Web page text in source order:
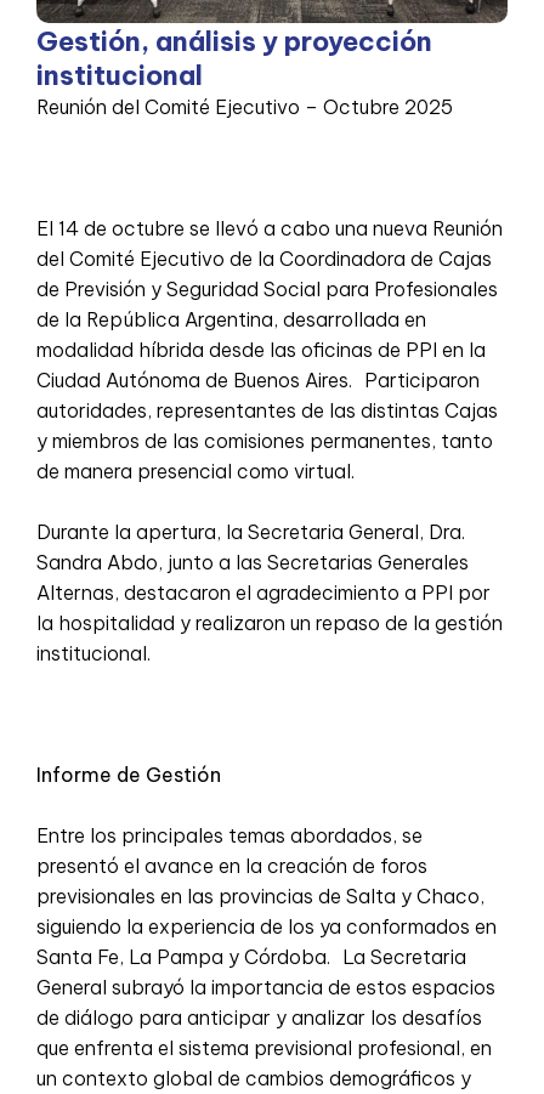
Gestión, análisis y proyección
institucional
Reunión del Comité Ejecutivo – Octubre 2025
El 14 de octubre se llevó a cabo una nueva Reunión
del Comité Ejecutivo de la Coordinadora de Cajas
de Previsión y Seguridad Social para Profesionales
de la República Argentina, desarrollada en
modalidad híbrida desde las oficinas de PPI en la
Ciudad Autónoma de Buenos Aires. Participaron
autoridades, representantes de las distintas Cajas
y miembros de las comisiones permanentes, tanto
de manera presencial como virtual.
Durante la apertura, la Secretaria General, Dra.
Sandra Abdo, junto a las Secretarias Generales
Alternas, destacaron el agradecimiento a PPI por
la hospitalidad y realizaron un repaso de la gestión
institucional.
Informe de Gestión
Entre los principales temas abordados, se
presentó el avance en la creación de foros
previsionales en las provincias de Salta y Chaco,
siguiendo la experiencia de los ya conformados en
Santa Fe, La Pampa y Córdoba. La Secretaria
General subrayó la importancia de estos espacios
de diálogo para anticipar y analizar los desafíos
que enfrenta el sistema previsional profesional, en
un contexto global de cambios demográficos y